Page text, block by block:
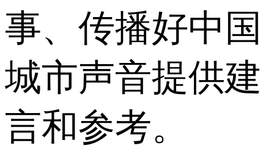
事、传播好中国
城市声音提供建
言和参考。